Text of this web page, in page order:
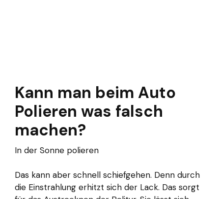
Kann man beim Auto
Polieren was falsch
machen?
In der Sonne polieren
Das kann aber schnell schiefgehen. Denn durch
die Einstrahlung erhitzt sich der Lack. Das sorgt